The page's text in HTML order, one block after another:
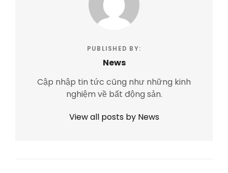
PUBLISHED BY:
News
Cập nhập tin tức cũng như những kinh
nghiệm về bất động sản.
View all posts by News